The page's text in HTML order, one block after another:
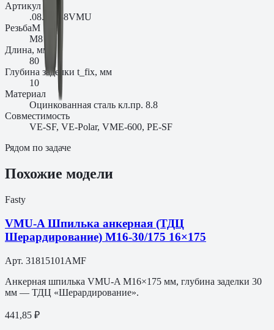
Артикул
.08.08088VMU
РезьбаM
M8
Длина, мм
80
Глубина заделки t_fix, мм
10
Материал
Оцинкованная сталь кл.пр. 8.8
Совместимость
VE-SF, VE-Polar, VME-600, PE-SF
Рядом по задаче
Похожие модели
Fasty
VMU-A Шпилька анкерная (ТДЦ
Шерардирование) M16-30/175 16×175
Арт. 31815101AMF
Анкерная шпилька VMU-A M16×175 мм, глубина заделки 30
мм — ТДЦ «Шерардирование».
441,85 ₽